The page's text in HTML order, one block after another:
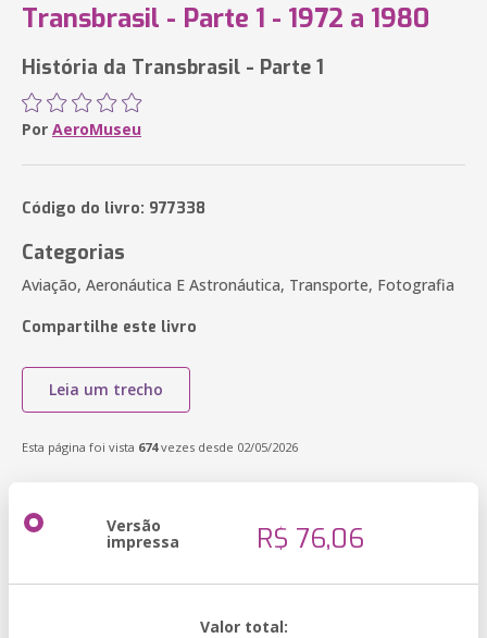
Transbrasil - Parte 1 - 1972 a 1980
História da Transbrasil - Parte 1
Por AeroMuseu
Código do livro: 977338
Categorias
Aviação, Aeronáutica E Astronáutica, Transporte, Fotografia
Compartilhe este livro
Leia um trecho
Esta página foi vista 674vezes desde 02/05/2026
Versão
impressa R$ 76,06
Valor total: